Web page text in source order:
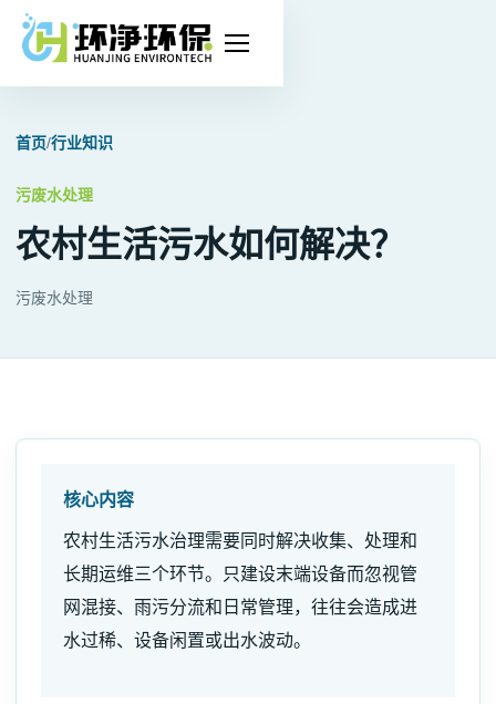
首页/行业知识
污废水处理
农村生活污水如何解决？
污废水处理
核心内容
农村生活污水治理需要同时解决收集、处理和
长期运维三个环节。只建设末端设备而忽视管
网混接、雨污分流和日常管理，往往会造成进
水过稀、设备闲置或出水波动。